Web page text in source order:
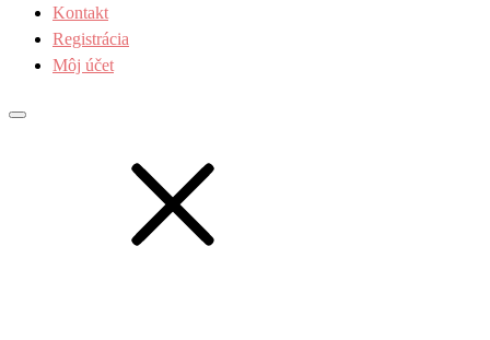
Kontakt
Registrácia
Môj účet